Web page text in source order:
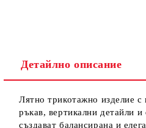
Детайлно описание
Лятно трикотажно изделие с
ръкав, вертикални детайли
създават балансирана и